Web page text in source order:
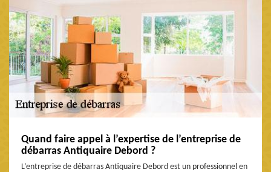
Quand faire appel à l’expertise de l’entreprise de
débarras Antiquaire Debord ?
L’entreprise de débarras Antiquaire Debord est un professionnel en